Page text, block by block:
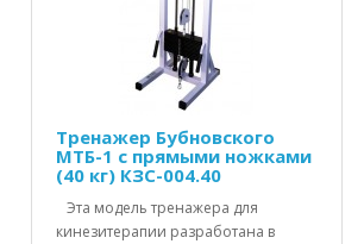
Тренажер Бубновского
МТБ-1 с прямыми ножками
(40 кг) КЗС-004.40
Эта модель тренажера для
кинезитерапии разработана в